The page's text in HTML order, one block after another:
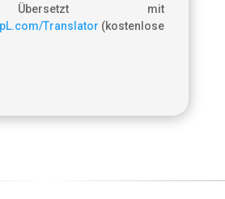
mit
Translator (kostenlose